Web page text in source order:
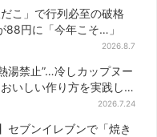
べたい”が叶う
だこ」で行列必至の破格
88円に「今年こそ…」
2026.8.7
湯禁止”…冷しカップヌー
いしい作り方を実践し
2026.7.24
セブンイレブンで「焼き